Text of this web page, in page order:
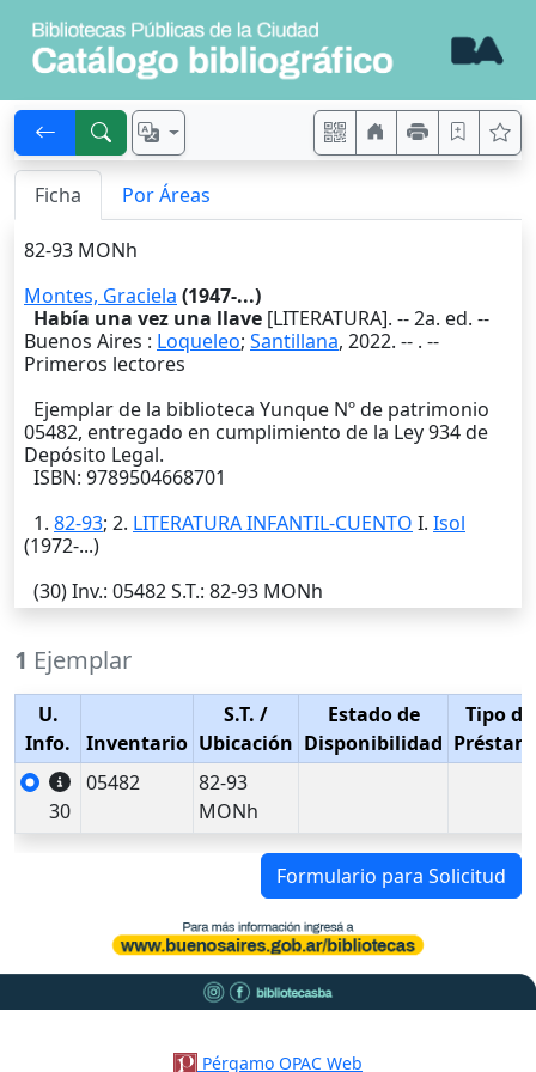
Ficha Por Áreas
82-93 MONh
Montes, Graciela (1947-...)
Había una vez una llave [LITERATURA]. --2a. ed. --
Buenos Aires : Loqueleo; Santillana, 2022. -- . --
Primeros lectores
Ejemplar de la biblioteca Yunque Nº de patrimonio
05482, entregado en cumplimiento de la Ley 934 de
Depósito Legal.
ISBN: 9789504668701
1. 82-93; 2. LITERATURA INFANTIL-CUENTO I. Isol
(1972-...)
(30)Inv.: 05482S.T.: 82-93 MONh
1 Ejemplar
U.
Info.
Inventario
S.T. /
Ubicación
Estado de
Disponibilidad
Tipo de
30
05482
82-93
MONh
Formulario para Solicitud
Pérgamo OPAC Web